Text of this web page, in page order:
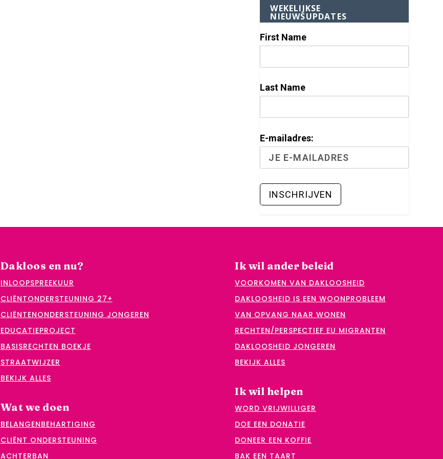
WEKELIJKSE
NIEUWSUPDATES
First Name
Last Name
E-mailadres:
Dakloos en nu?
INLOOPSPREEKUUR
CLIËNTONDERSTEUNING 27+
CLIËNTENONDERSTEUNING JONGEREN
EDUCATIEPROJECT
BASISRECHTEN BOEKJE
STRAATWIJZER
BEKIJK ALLES
Wat we doen
BELANGENBEHARTIGING
CLIËNT ONDERSTEUNING
ACHTERBAN
Ik wil ander beleid
VOORKOMEN VAN DAKLOOSHEID
DAKLOOSHEID IS EEN WOONPROBLEEM
VAN OPVANG NAAR WONEN
RECHTEN/PERSPECTIEF EU MIGRANTEN
DAKLOOSHEID JONGEREN
BEKIJK ALLES
Ik wil helpen
WORD VRIJWILLIGER
DOE EEN DONATIE
DONEER EEN KOFFIE
BAK EEN TAART